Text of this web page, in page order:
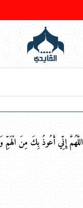
اللَّهُمَّ إِنِّي أَعُوذُ بِكَ مِنَ الْهَمِّ